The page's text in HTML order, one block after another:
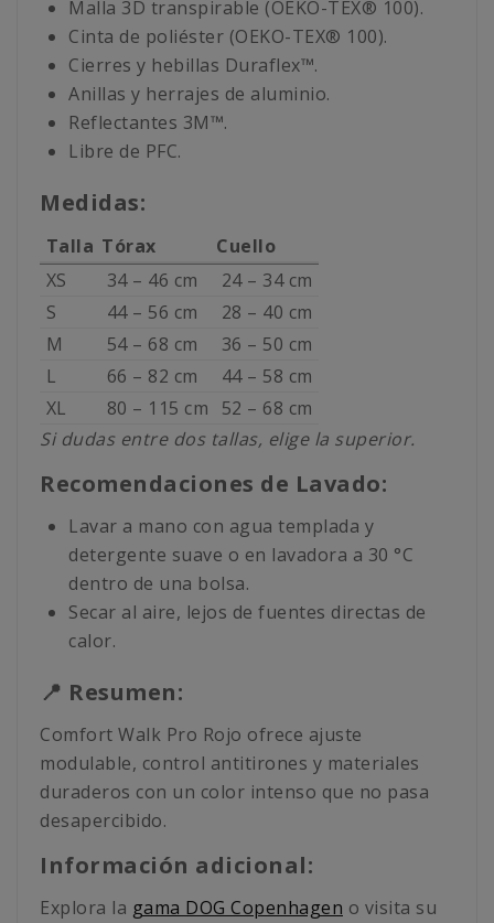
Malla 3D transpirable (OEKO-TEX® 100).
Cinta de poliéster (OEKO-TEX® 100).
Cierres y hebillas Duraflex™.
Anillas y herrajes de aluminio.
Reflectantes 3M™.
Libre de PFC.
Medidas:
Talla Tórax
Cuello
XS
34 – 46 cm
24 – 34 cm
S
44 – 56 cm
28 – 40 cm
M
54 – 68 cm
36 – 50 cm
L
66 – 82 cm
44 – 58 cm
XL
80 – 115 cm
52 – 68 cm
Si dudas entre dos tallas, elige la superior.
Recomendaciones de Lavado:
Lavar a mano con agua templada y
detergente suave o en lavadora a 30 °C
dentro de una bolsa.
Secar al aire, lejos de fuentes directas de
calor.
📍 Resumen:
Comfort Walk Pro Rojo ofrece ajuste
modulable, control antitirones y materiales
duraderos con un color intenso que no pasa
desapercibido.
Información adicional:
Explora la gama DOG Copenhagen o visita su